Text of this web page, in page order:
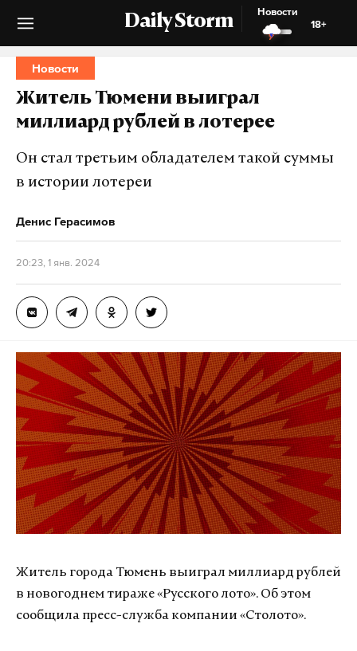
Daily Storm
Новости
18+
Новости
Житель Тюмени выиграл
миллиард рублей в лотерее
Он стал третьим обладателем такой суммы
в истории лотереи
Денис Герасимов
20:23, 1 янв. 2024
Житель города Тюмень выиграл миллиард рублей
в новогоднем тираже «Русского лото». Об этом
сообщила пресс-служба компании «Столото».